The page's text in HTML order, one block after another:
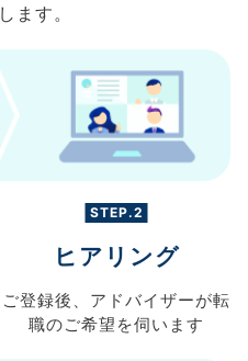
ます。
STEP.2
ヒアリング
ご登録後、 アドバイザーが転
職のご希望を伺います